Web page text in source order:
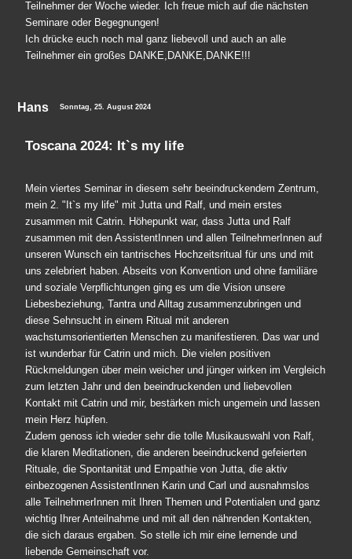
Teilnehmer der Woche wieder. Ich freue mich auf die nächsten
Seminare oder Begegnungen!
Ich drücke euch noch mal ganz liebevoll und auch an alle
Teilnehmer ein großes DANKE,DANKE,DANKE!!!
Hans Sonntag, 25. August 2024
Toscana 2024: It`s my life
Mein viertes Seminar in diesem sehr beeindruckendem Zentrum,
mein 2. "It`s my life" mit Jutta und Ralf, und mein erstes
zusammen mit Catrin. Höhepunkt war, dass Jutta und Ralf
zusammen mit den AssistentInnen und allen TeilnehmerInnen auf
unseren Wunsch ein tantrisches Hochzeitsritual für uns und mit
uns zelebriert haben. Abseits von Konvention und ohne familiäre
und soziale Verpflichtungen ging es um die Vision unsere
Liebesbeziehung, Tantra und Alltag zusammenzubringen und
diese Sehnsucht in einem Ritual mit anderen
wachstumsorientierten Menschen zu manifestieren. Das war und
ist wunderbar für Catrin und mich. Die vielen positiven
Rückmeldungen über mein weicher und jünger wirken im Vergleich
zum letzten Jahr und den beeindruckenden und liebevollen
Kontakt mit Catrin und mir, bestärken mich ungemein und lassen
mein Herz hüpfen.
Zudem genoss ich wieder sehr die tolle Musikauswahl von Ralf,
die klaren Meditationen, die anderen beeindruckend gefeierten
Rituale, die Spontanität und Empathie von Jutta, die aktiv
einbezogenen AssistentInnen Karin und Carl und ausnahmslos
alle TeilnehmerInnen mit Ihren Themen und Potentialen und ganz
wichtig Ihrer Anteilnahme und mit all den nährenden Kontakten,
die sich daraus ergaben. So stelle ich mir eine lernende und
liebende Gemeinschaft vor.